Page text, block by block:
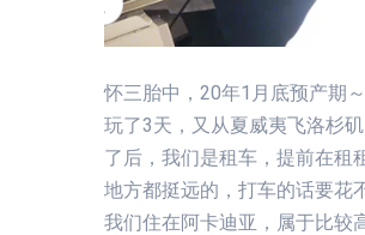
怀三胎中，20年1月底预产期
玩了3天，又从夏威夷飞洛杉
了后，我们是租车，提前在租
地方都挺远的，打车的话要花
我们住在阿卡迪亚，属于比较